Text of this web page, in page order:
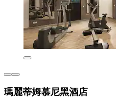
瑪麗蒂姆慕尼黑酒店